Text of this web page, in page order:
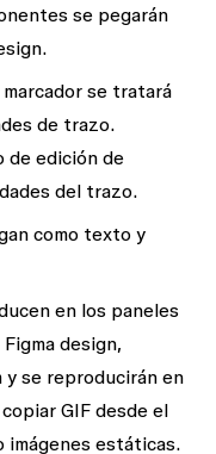
se pegarán
se tratará
de trazo.
de edición de
del trazo.
como texto y
en los paneles
design,
y se reproducirán en
GIF desde el
imágenes estáticas.